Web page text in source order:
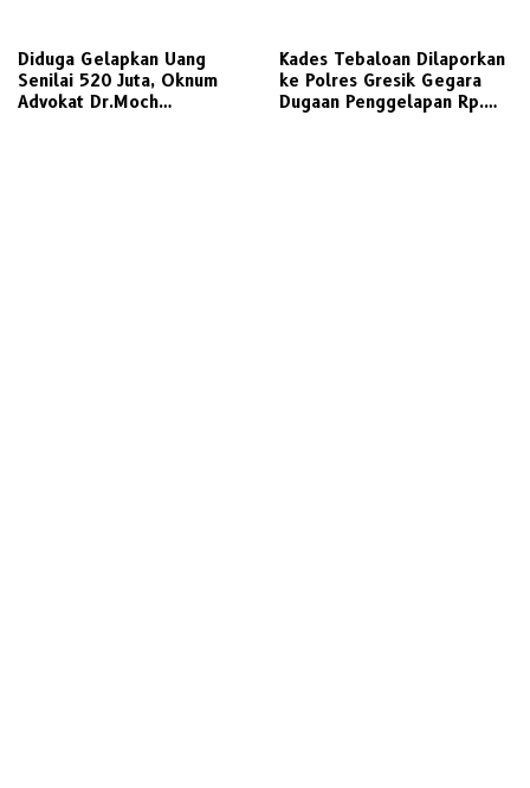
Diduga Gelapkan Uang
Senilai 520 Juta, Oknum
Advokat Dr.Moch
Kades Tebaloan Dilaporkan
ke Polres Gresik Gegara
Dugaan Penggelapan Rp.